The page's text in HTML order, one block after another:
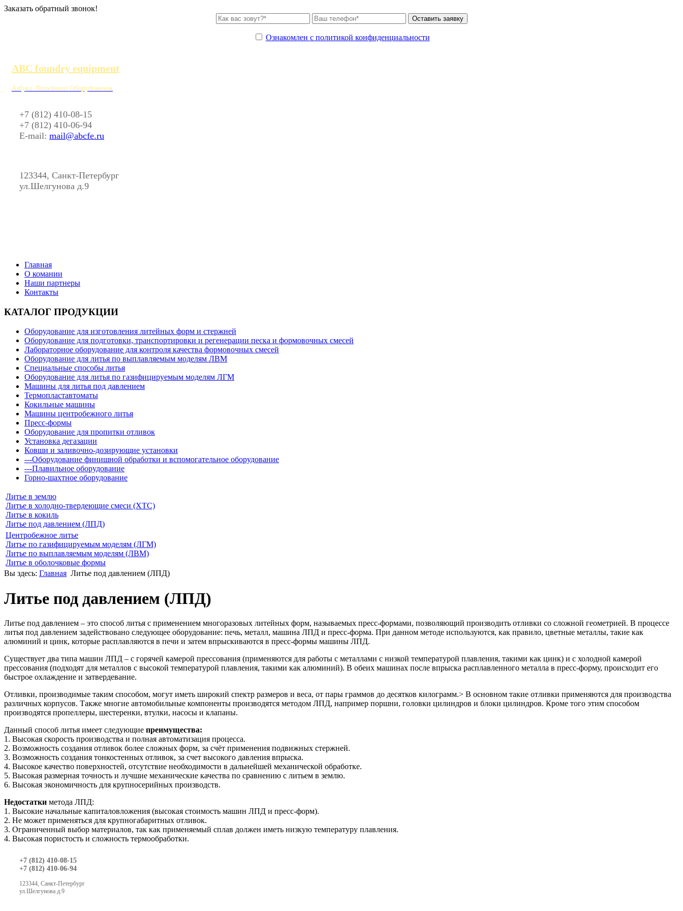
Заказать обратный звонок!
Ознакомлен с политикой конфиденциальности
ABC foundry equipment
Азбука Литейного Оборудования
+7 (812) 410-08-15
+7 (812) 410-06-94
E-mail: mail@abcfe.ru
123344, Санкт-Петербург
ул.Шелгунова д.9
Главная
О комании
Наши партнеры
Контакты
КАТАЛОГ ПРОДУКЦИИ
Оборудование для изготовления литейных форм и стержней
Оборудование для подготовки, транспортировки и регенерации песка и формовочных смесей
Лабораторное оборудование для контроля качества формовочных смесей
Оборудование для литья по выплавляемым моделям ЛВМ
Специальные способы литья
Оборудование для литья по газифицируемым моделям ЛГМ
Машины для литья под давлением
Термопластавтоматы
Кокильные машины
Машины центробежного литья
Пресс-формы
Оборудование для пропитки отливок
Установка дегазации
Ковши и заливочно-дозирующие установки
---Оборудование финишной обработки и вспомогательное оборудование
---Плавильное оборудование
Горно-шахтное оборудование
Литье в землю
Литье в холодно-твердеющие смеси (ХТС)
Литье в кокиль
Литье под давлением (ЛПД)
Центробежное литье
Литье по газифицируемым моделям (ЛГМ)
Литье по выплавляемым моделям (ЛВМ)
Литье в оболочковые формы
Вы здесь: Главная Литье под давлением (ЛПД)
Литье под давлением (ЛПД)
Литье под давлением – это способ литья с применением многоразовых литейных форм, называемых пресс-формами, позволяющий производить отливки со сложной геометрией. В процессе
литья под давлением задействовано следующее оборудование: печь, металл, машина ЛПД и пресс-форма. При данном методе используются, как правило, цветные металлы, такие как
алюминий и цинк, которые расплавляются в печи и затем впрыскиваются в пресс-формы машины ЛПД.
Существует два типа машин ЛПД – с горячей камерой прессования (применяются для работы с металлами с низкой температурой плавления, такими как цинк) и с холодной камерой
прессования (подходят для металлов с высокой температурой плавления, такими как алюминий). В обеих машинах после впрыска расплавленного металла в пресс-форму, происходит его
быстрое охлаждение и затвердевание.
Отливки, производимые таким способом, могут иметь широкий спектр размеров и веса, от пары граммов до десятков килограмм.> В основном такие отливки применяются для производства
различных корпусов. Также многие автомобильные компоненты производятся методом ЛПД, например поршни, головки цилиндров и блоки цилиндров. Кроме того этим способом
производятся пропеллеры, шестеренки, втулки, насосы и клапаны.
Данный способ литья имеет следующие преимущества:
1. Высокая скорость производства и полная автоматизация процесса.
2. Возможность создания отливок более сложных форм, за счёт применения подвижных стержней.
3. Возможность создания тонкостенных отливок, за счет высокого давления впрыска.
4. Высокое качество поверхностей, отсутствие необходимости в дальнейшей механической обработке.
5. Высокая размерная точность и лучшие механические качества по сравнению с литьем в землю.
6. Высокая экономичность для крупносерийных производств.
Недостатки метода ЛПД:
1. Высокие начальные капиталовложения (высокая стоимость машин ЛПД и пресс-форм).
2. Не может применяться для крупногабаритных отливок.
3. Ограниченный выбор материалов, так как применяемый сплав должен иметь низкую температуру плавления.
4. Высокая пористость и сложность термообработки.
+7 (812) 410-08-15
+7 (812) 410-06-94
123344, Санкт-Петербург
ул.Шелгунова д.9